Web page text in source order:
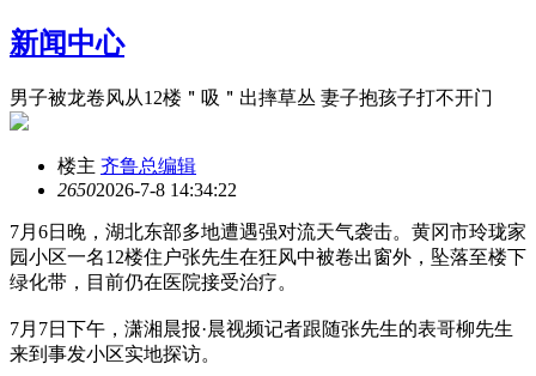
新闻中心
男子被龙卷风从12楼＂吸＂出摔草丛 妻子抱孩子打不开门
楼主 齐鲁总编辑
26502026-7-8 14:34:22
7月6日晚，湖北东部多地遭遇强对流天气袭击。黄冈市玲珑家
园小区一名12楼住户张先生在狂风中被卷出窗外，坠落至楼下
绿化带，目前仍在医院接受治疗。
7月7日下午，潇湘晨报·晨视频记者跟随张先生的表哥柳先生
来到事发小区实地探访。